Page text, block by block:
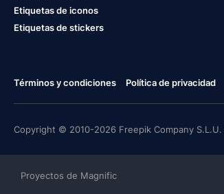
Etiquetas de iconos
Etiquetas de stickers
Términos y condiciones Política de privacidad
Copyright © 2010-2026 Freepik Company
Proyectos de Magnific